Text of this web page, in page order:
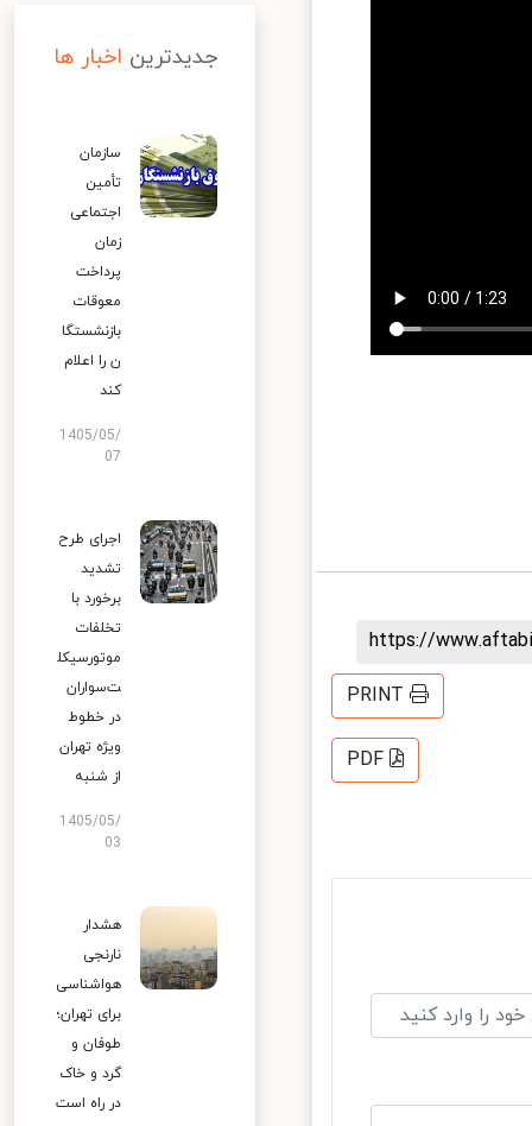
https://
PRINT
PDF
جدیدترین اخبار ها
سازمان
تأمین
اجتماعی
زمان
پرداخت
معوقات
بازنشستگا
ن را اعلام
کند
1405/05/
07
اجرای طرح
تشدید
برخورد با
تخلفات
موتورسیکل
ت‌سواران
در خطوط
ویژه تهران
از شنبه
1405/05/
03
هشدار
نارنجی
هواشناسی
برای تهران؛
طوفان و
گرد و خاک
در راه است